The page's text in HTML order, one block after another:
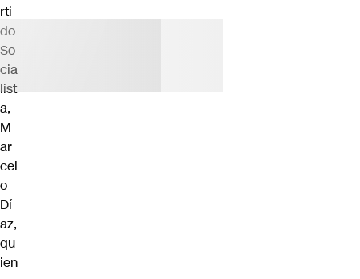
rti
do
So
cia
list
a,
M
ar
cel
o
Dí
az,
qu
ien